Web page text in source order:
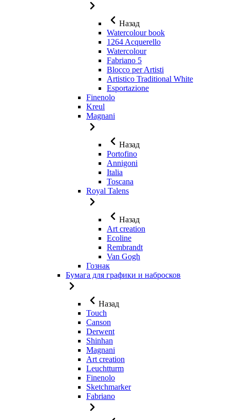
Назад
Watercolour book
1264 Acquerello
Watercolour
Fabriano 5
Blocco per Artisti
Artistico Traditional White
Esportazione
Finenolo
Kreul
Magnani
Назад
Portofino
Annigoni
Italia
Toscana
Royal Talens
Назад
Art creation
Ecoline
Rembrandt
Van Gogh
Гознак
Бумага для графики и набросков
Назад
Touch
Canson
Derwent
Shinhan
Magnani
Art creation
Leuchtturm
Finenolo
Sketchmarker
Fabriano